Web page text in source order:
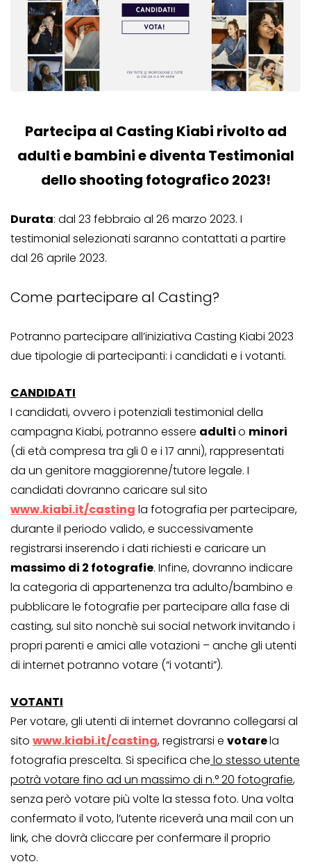
Partecipa al Casting Kiabi rivolto ad
adulti e bambini e diventa Testimonial
dello shooting fotografico 2023!
Durata: dal 23 febbraio al 26 marzo 2023. I
testimonial selezionati saranno contattati a partire
dal 26 aprile 2023.
Come partecipare al Casting?
Potranno partecipare all’iniziativa Casting Kiabi 2023
due tipologie di partecipanti: i candidati e i votanti.
CANDIDATI
I candidati, ovvero i potenziali testimonial della
campagna Kiabi, potranno essere adultio minori
(di età compresa tra gli 0 e i 17 anni), rappresentati
da un genitore maggiorenne/tutore legale. I
candidati dovranno caricare sul sito
www.kiabi.it/casting la fotografia per partecipare,
durante il periodo valido, e successivamente
registrarsi inserendo i dati richiesti e caricare un
massimo di 2 fotografie. Infine, dovranno indicare
la categoria di appartenenza tra adulto/bambino e
pubblicare le fotografie per partecipare alla fase di
casting, sul sito nonchè sui social network invitando i
propri parenti e amici alle votazioni – anche gli utenti
di internet potranno votare (“i votanti”).
VOTANTI
Per votare, gli utenti di internet dovranno collegarsi al
sito www.kiabi.it/casting, registrarsi e votarela
fotografia prescelta. Si specifica che lo stesso utente
potrà votare fino ad un massimo di n.° 20 fotografie,
senza però votare più volte la stessa foto. Una volta
confermato il voto, l’utente riceverà una mail con un
link, che dovrà cliccare per confermare il proprio
voto.